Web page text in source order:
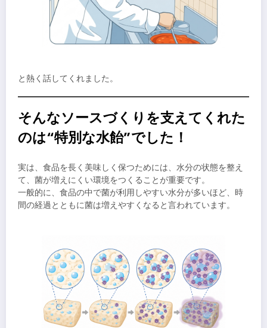
と熱く話してくれました。
そんなソースづくりを支えてくれた
のは“特別な水飴”でした！
実は、食品を長く美味しく保つためには、水分の状態を整え
て、菌が増えにくい環境をつくることが重要です。
一般的に、食品の中で菌が利用しやすい水分が多いほど、時
間の経過とともに菌は増えやすくなると言われています。